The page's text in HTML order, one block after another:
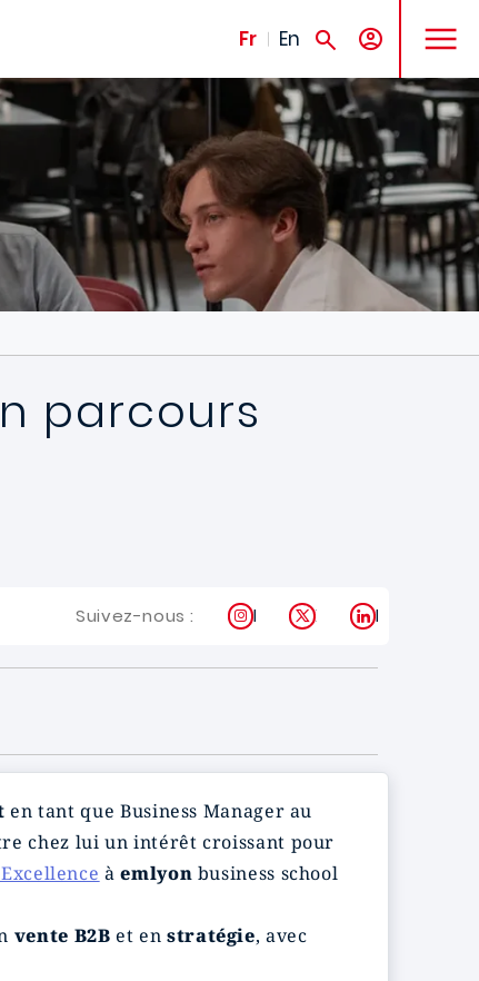
Fr En
MENU
parcours
Suivez-nous : Instagram
X LinkedIn
en tant que Business Manager au
chez lui un intérêt croissant pour
àemlyon business school
vente B2B et en stratégie, avec